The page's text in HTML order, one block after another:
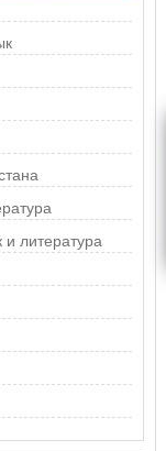
и литература